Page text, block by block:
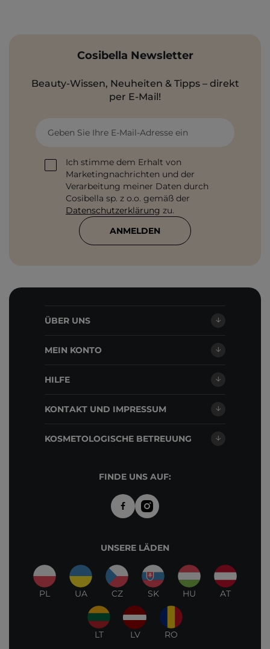
Cosibella Newsletter
Beauty-Wissen, Neuheiten & Tipps – direkt
per E-Mail!
Geben Sie Ihre E-Mail-Adresse ein
Ich stimme dem Erhalt von
Marketingnachrichten und der
Verarbeitung meiner Daten durch
Cosibella sp. z o.o. gemäß der
Datenschutzerklärung zu.
ANMELDEN
ÜBER UNS
MEIN KONTO
HILFE
KONTAKT UND IMPRESSUM
KOSMETOLOGISCHE BETREUUNG
FINDE UNS AUF:
UNSERE LÄDEN
PL UA CZ SK HU AT
LT LV RO